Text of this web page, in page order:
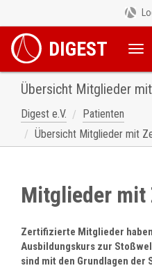
DIGEST
Übersicht Mitglieder
Digest e.V.
Patienten
Übersicht Mitglieder mit
Mitglieder
Zertifizierte Mitglieder
Ausbildungskurs zur
sind mit den Grundlagen